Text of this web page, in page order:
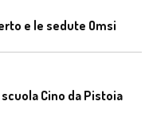
e le sedute Omsi
Cino da Pistoia